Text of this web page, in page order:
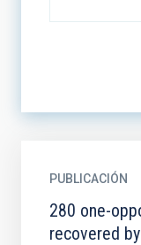
PUBLICACIÓN
280 one-
recovered